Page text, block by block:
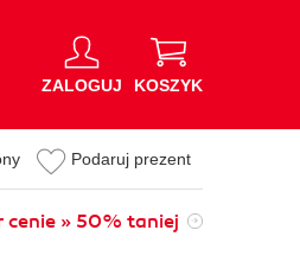
ZALOGUJ KOSZYK
Podaruj prezent
cenie » 50% taniej